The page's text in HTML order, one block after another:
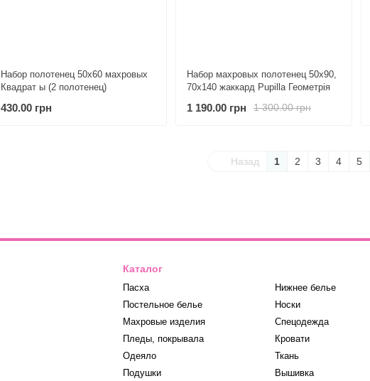
Набор полотенец 50х60 махровых
Квадрат ы (2 полотенец)
430.00 грн
Набор махровых полотенец 50х90,
70х140 жаккард Pupilla Геометрія
1 300.00 грн
1 190.00 грн
Назад 1 2 3 4 5
Каталог
Пасха
Постельное белье
Махровые изделия
Пледы, покрывала
Одеяло
Подушки
Нижнее белье
Носки
Спецодежда
Кровати
Ткань
Вышивка